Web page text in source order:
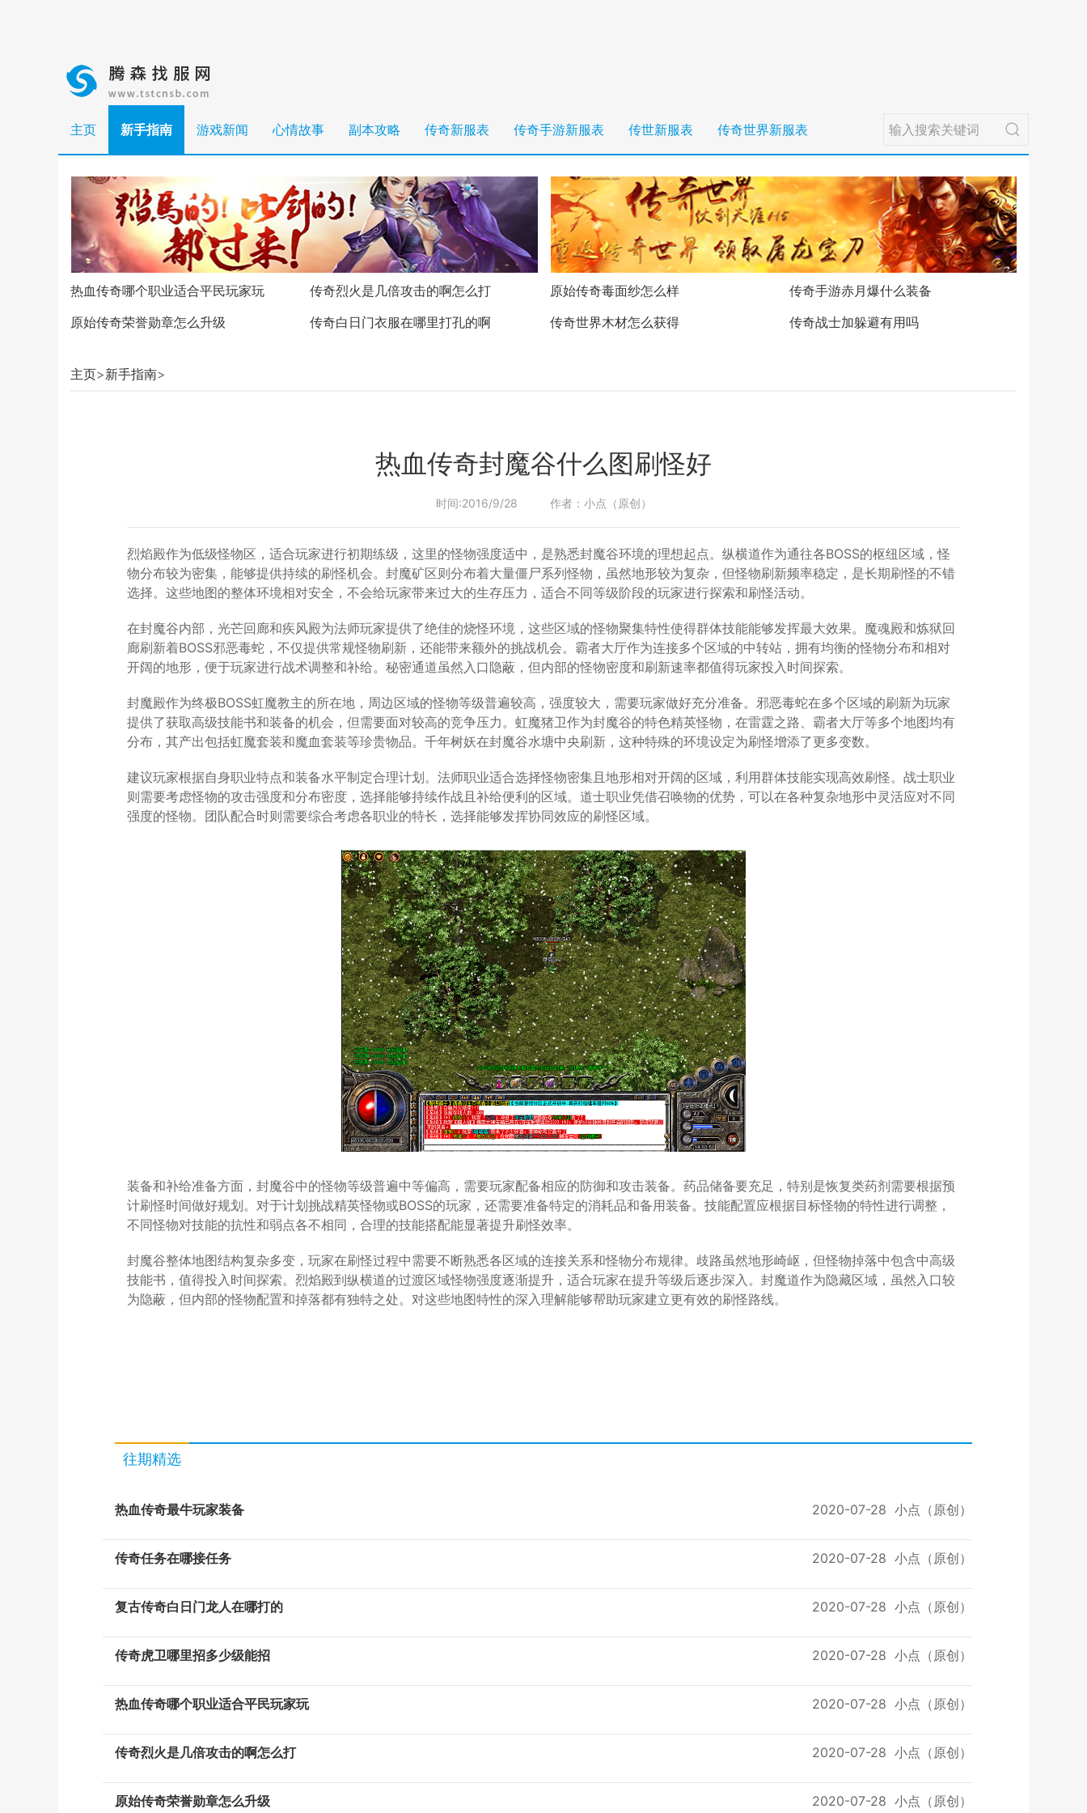
主页 新手指南 游戏新闻 心情故事 副本攻略 传奇新服表 传奇手游新服表 传世新服表 传奇世界新服表
热血传奇哪个职业适合平民玩家玩
传奇烈火是几倍攻击的啊怎么打
原始传奇荣誉勋章怎么升级
传奇白日门衣服在哪里打孔的啊
原始传奇毒面纱怎么样
传奇手游赤月爆什么装备
传奇世界木材怎么获得
传奇战士加躲避有用吗
主页>新手指南>
热血传奇封魔谷什么图刷怪好
时间:2016/9/28 作者：小点（原创）
烈焰殿作为低级怪物区，适合玩家进行初期练级，这里的怪物强度适中，是熟悉封魔谷环境的理想起点。纵横道作为通往各BOSS的枢纽区域，怪
物分布较为密集，能够提供持续的刷怪机会。封魔矿区则分布着大量僵尸系列怪物，虽然地形较为复杂，但怪物刷新频率稳定，是长期刷怪的不错
选择。这些地图的整体环境相对安全，不会给玩家带来过大的生存压力，适合不同等级阶段的玩家进行探索和刷怪活动。
在封魔谷内部，光芒回廊和疾风殿为法师玩家提供了绝佳的烧怪环境，这些区域的怪物聚集特性使得群体技能能够发挥最大效果。魔魂殿和炼狱回
廊刷新着BOSS邪恶毒蛇，不仅提供常规怪物刷新，还能带来额外的挑战机会。霸者大厅作为连接多个区域的中转站，拥有均衡的怪物分布和相对
开阔的地形，便于玩家进行战术调整和补给。秘密通道虽然入口隐蔽，但内部的怪物密度和刷新速率都值得玩家投入时间探索。
封魔殿作为终极BOSS虹魔教主的所在地，周边区域的怪物等级普遍较高，强度较大，需要玩家做好充分准备。邪恶毒蛇在多个区域的刷新为玩家
提供了获取高级技能书和装备的机会，但需要面对较高的竞争压力。虹魔猪卫作为封魔谷的特色精英怪物，在雷霆之路、霸者大厅等多个地图均有
分布，其产出包括虹魔套装和魔血套装等珍贵物品。千年树妖在封魔谷水塘中央刷新，这种特殊的环境设定为刷怪增添了更多变数。
建议玩家根据自身职业特点和装备水平制定合理计划。法师职业适合选择怪物密集且地形相对开阔的区域，利用群体技能实现高效刷怪。战士职业
则需要考虑怪物的攻击强度和分布密度，选择能够持续作战且补给便利的区域。道士职业凭借召唤物的优势，可以在各种复杂地形中灵活应对不同
强度的怪物。团队配合时则需要综合考虑各职业的特长，选择能够发挥协同效应的刷怪区域。
装备和补给准备方面，封魔谷中的怪物等级普遍中等偏高，需要玩家配备相应的防御和攻击装备。药品储备要充足，特别是恢复类药剂需要根据预
计刷怪时间做好规划。对于计划挑战精英怪物或BOSS的玩家，还需要准备特定的消耗品和备用装备。技能配置应根据目标怪物的特性进行调整，
不同怪物对技能的抗性和弱点各不相同，合理的技能搭配能显著提升刷怪效率。
封魔谷整体地图结构复杂多变，玩家在刷怪过程中需要不断熟悉各区域的连接关系和怪物分布规律。歧路虽然地形崎岖，但怪物掉落中包含中高级
技能书，值得投入时间探索。烈焰殿到纵横道的过渡区域怪物强度逐渐提升，适合玩家在提升等级后逐步深入。封魔道作为隐藏区域，虽然入口较
为隐蔽，但内部的怪物配置和掉落都有独特之处。对这些地图特性的深入理解能够帮助玩家建立更有效的刷怪路线。
往期精选
热血传奇最牛玩家装备 2020-07-28 小点（原创）
传奇任务在哪接任务 2020-07-28 小点（原创）
复古传奇白日门龙人在哪打的 2020-07-28 小点（原创）
传奇虎卫哪里招多少级能招 2020-07-28 小点（原创）
热血传奇哪个职业适合平民玩家玩 2020-07-28 小点（原创）
传奇烈火是几倍攻击的啊怎么打 2020-07-28 小点（原创）
原始传奇荣誉勋章怎么升级 2020-07-28 小点（原创）